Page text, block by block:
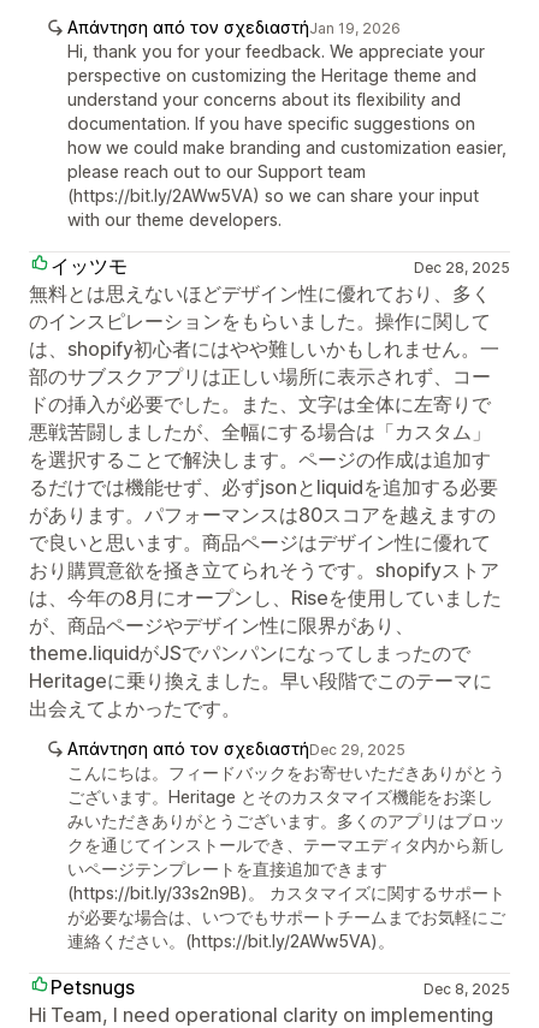
Απάντηση από τον σχεδιαστήJan 19, 2026
Hi, thank you for your feedback. We appreciate your
perspective on customizing the Heritage theme and
understand your concerns about its flexibility and
documentation. If you have specific suggestions on
how we could make branding and customization easier,
please reach out to our Support team
(https://bit.ly/2AWw5VA) so we can share your input
with our theme developers.
イッツモ Dec 28, 2025
無料とは思えないほどデザイン性に優れており、多く
のインスピレーションをもらいました。操作に関して
は、shopify初心者にはやや難しいかもしれません。一
部のサブスクアプリは正しい場所に表示されず、コー
ドの挿入が必要でした。また、文字は全体に左寄りで
悪戦苦闘しましたが、全幅にする場合は「カスタム」
を選択することで解決します。ページの作成は追加す
るだけでは機能せず、必ずjsonとliquidを追加する必要
があります。パフォーマンスは80スコアを越えますの
で良いと思います。商品ページはデザイン性に優れて
おり購買意欲を掻き立てられそうです。shopifyストア
は、今年の8月にオープンし、Riseを使用していました
が、商品ページやデザイン性に限界があり、
theme.liquidがJSでパンパンになってしまったので
Heritageに乗り換えました。早い段階でこのテーマに
出会えてよかったです。
Απάντηση από τον σχεδιαστήDec 29, 2025
こんにちは。フィードバックをお寄せいただきありがとう
ございます。Heritage とそのカスタマイズ機能をお楽し
みいただきありがとうございます。多くのアプリはブロッ
クを通じてインストールでき、テーマエディタ内から新し
いページテンプレートを直接追加できます
(https://bit.ly/33s2n9B)。 カスタマイズに関するサポート
が必要な場合は、いつでもサポートチームまでお気軽にご
連絡ください。(https://bit.ly/2AWw5VA)。
Petsnugs Dec 8, 2025
Hi Team, I need operational clarity on implementing